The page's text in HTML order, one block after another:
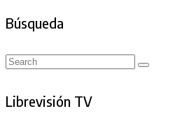
Búsqueda
Search
Search
Librevisión TV